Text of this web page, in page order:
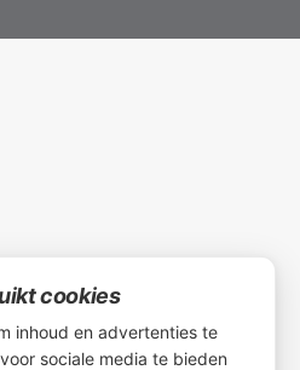
cookies
inhoud en advertenties te
sociale media te bieden